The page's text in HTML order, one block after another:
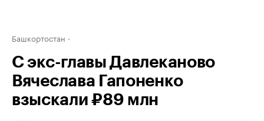
Башкортостан
С экс-главы Давлеканово
Вячеслава Гапоненко
взыскали ₽89 млн